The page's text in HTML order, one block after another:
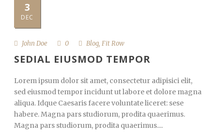
3
DEC
John Doe 0 Blog, Fit Row
SEDIAL EIUSMOD TEMPOR
Lorem ipsum dolor sit amet, consectetur adipisici elit,
sed eiusmod tempor incidunt ut labore et dolore magna
aliqua. Idque Caesaris facere voluntate liceret: sese
habere. Magna pars studiorum, prodita quaerimus.
Magna pars studiorum, prodita quaerimus....